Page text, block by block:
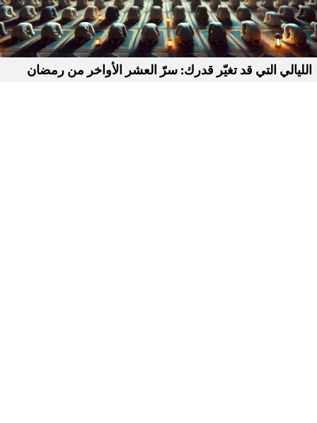
الليالي التي قد تغيّر قدرك: سرّ العشر الأواخر من رمضان